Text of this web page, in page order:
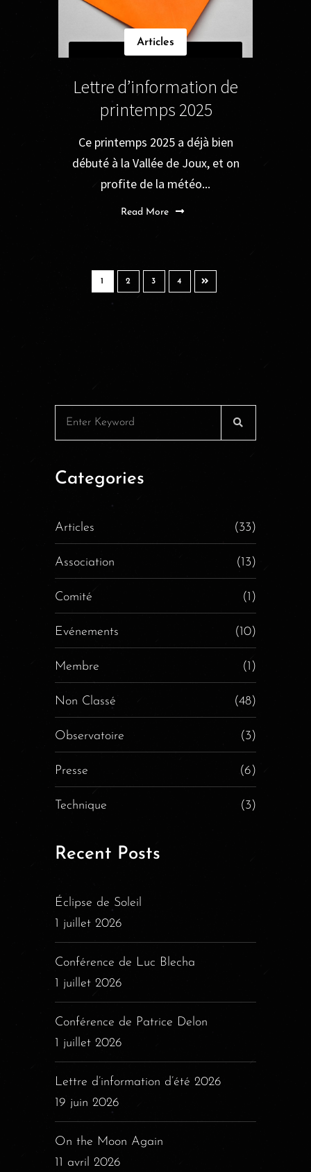
Articles
Lettre d’information de
printemps 2025
Ce printemps 2025 a déjà bien
débuté à la Vallée de Joux, et on
profite de la météo...
Read More
1 2 3 4
Categories
Articles (33)
Association (13)
Comité (1)
Evénements (10)
Membre (1)
Non Classé (48)
Observatoire (3)
Presse (6)
Technique (3)
Recent Posts
Éclipse de Soleil
1 juillet 2026
Conférence de Luc Blecha
1 juillet 2026
Conférence de Patrice Delon
1 juillet 2026
Lettre d’information d’été 2026
19 juin 2026
On the Moon Again
11 avril 2026